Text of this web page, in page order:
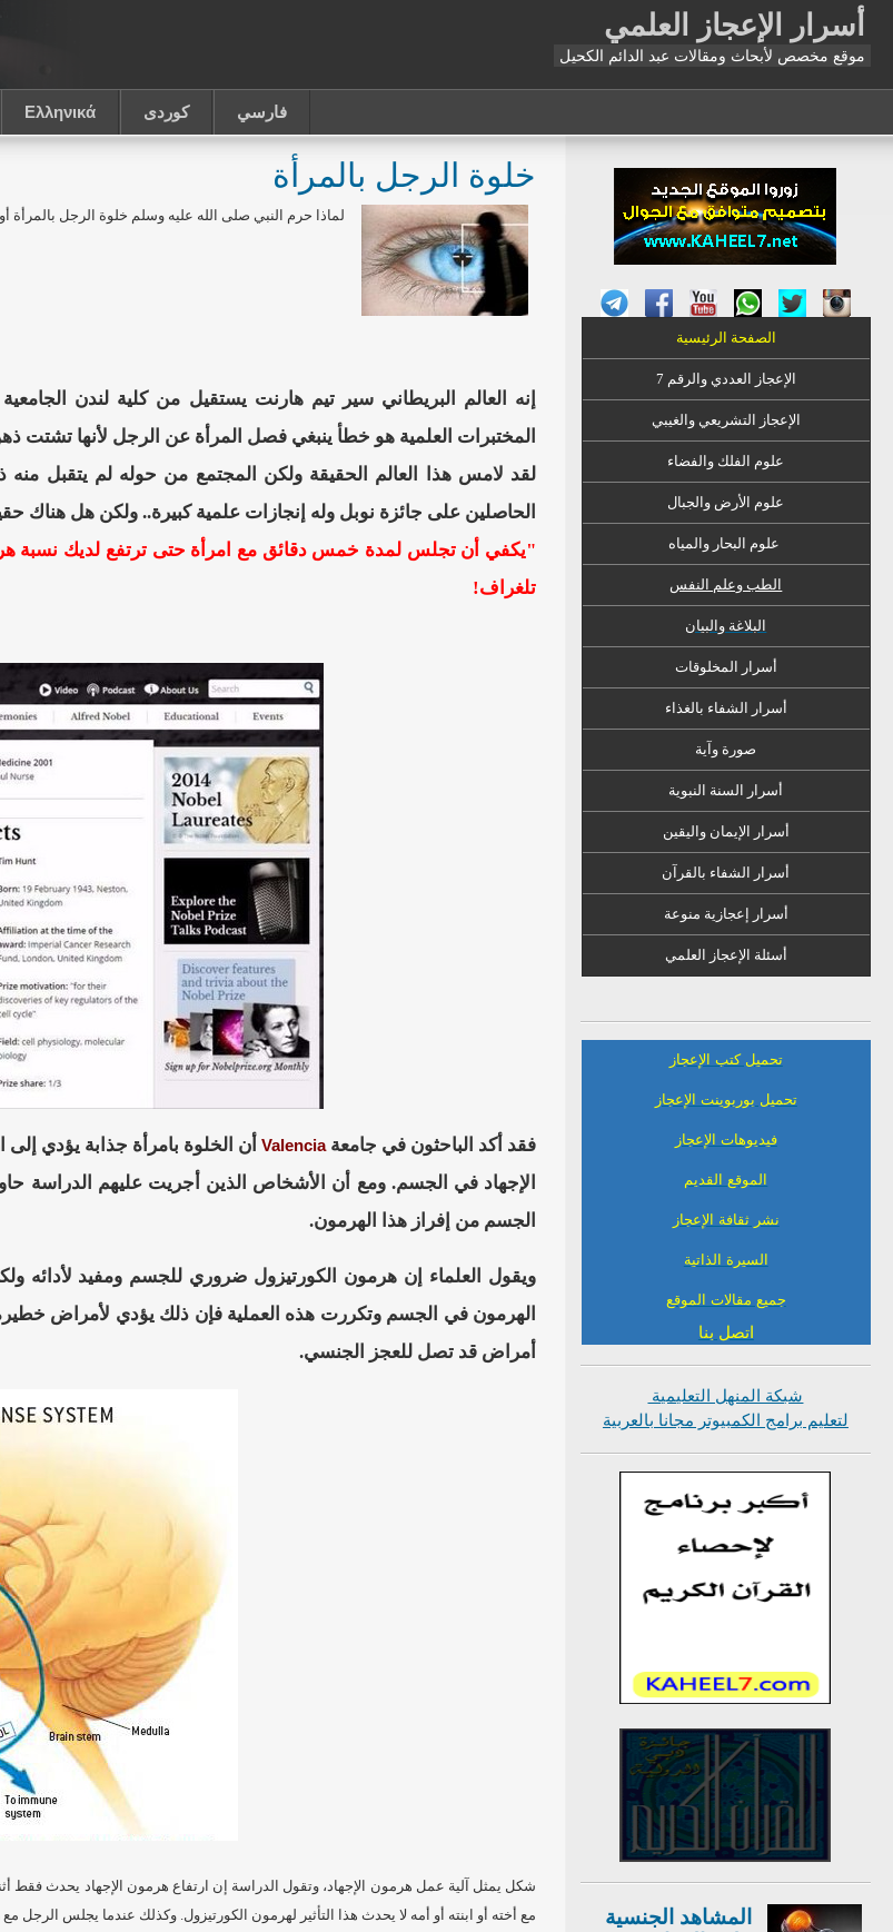
أسرار الإعجاز العلمي
موقع مخصص لأبحاث ومقالات عبد الدائم الكحيل
Ελληνικά كوردى فارسي
خلوة الرجل بالمرأة
لماذا حرم النبي صلى الله عليه وسلم خلوة الرجل بالمرأة
إنه العالم البريطاني سير تيم هارنت يستقيل من كلية لندن
المختبرات العلمية هو خطأ ينبغي فصل المرأة عن الرجل لأنها تشتت
لقد لامس هذا العالم الحقيقة ولكن المجتمع من حوله لم يتقبل
الحاصلين على جائزة نوبل وله إنجازات علمية كبيرة.. ولكن هل هناك
"يكفي أن تجلس لمدة خمس دقائق مع امرأة حتى ترتفع لديك نسبة
تلغراف!
فقد أكد الباحثون في جامعةValencia أن الخلوة بامرأة جذابة يؤدي
الإجهاد في الجسم. ومع أن الأشخاص الذين أجريت عليهم الدراسة
الجسم من إفراز هذا الهرمون.
ويقول العلماء إن هرمون الكورتيزول ضروري للجسم ومفيد لأدائه
الهرمون في الجسم وتكررت هذه العملية فإن ذلك يؤدي لأمراض
أمراض قد تصل للعجز الجنسي.
شكل يمثل آلية عمل هرمون الإجهاد، وتقول الدراسة إن ارتفاع هرمون الإجهاد يحدث فقط
مع أخته أو ابنته أو أمه لا يحدث هذا التأثير لهرمون الكورتيزول. وكذلك عندما يجلس
الصفحة الرئيسية
الإعجاز العددي والرقم 7
الإعجاز التشريعي والغيبي
علوم الفلك والفضاء
علوم الأرض والجبال
علوم البحار والمياه
الطب وعلم النفس
البلاغة والبيان
أسرار المخلوقات
أسرار الشفاء بالغذاء
صورة وآية
أسرار السنة النبوية
أسرار الإيمان واليقين
أسرار الشفاء بالقرآن
أسرار إعجازية منوعة
أسئلة الإعجاز العلمي
تحميل كتب الإعجاز
تحميل بوربوينت الإعجاز
فيديوهات الإعجاز
الموقع القديم
نشر ثقافة الإعجاز
السيرة الذاتية
جميع مقالات الموقع
اتصل بنا
شبكة المنهل التعليمية
لتعليم برامج الكمبيوتر مجانا بالعربية
المشاهد الجنسية